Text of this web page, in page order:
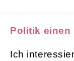
Politik einen
Ich